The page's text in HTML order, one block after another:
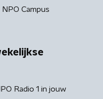
NPO Campus
Radio 1 in jouw